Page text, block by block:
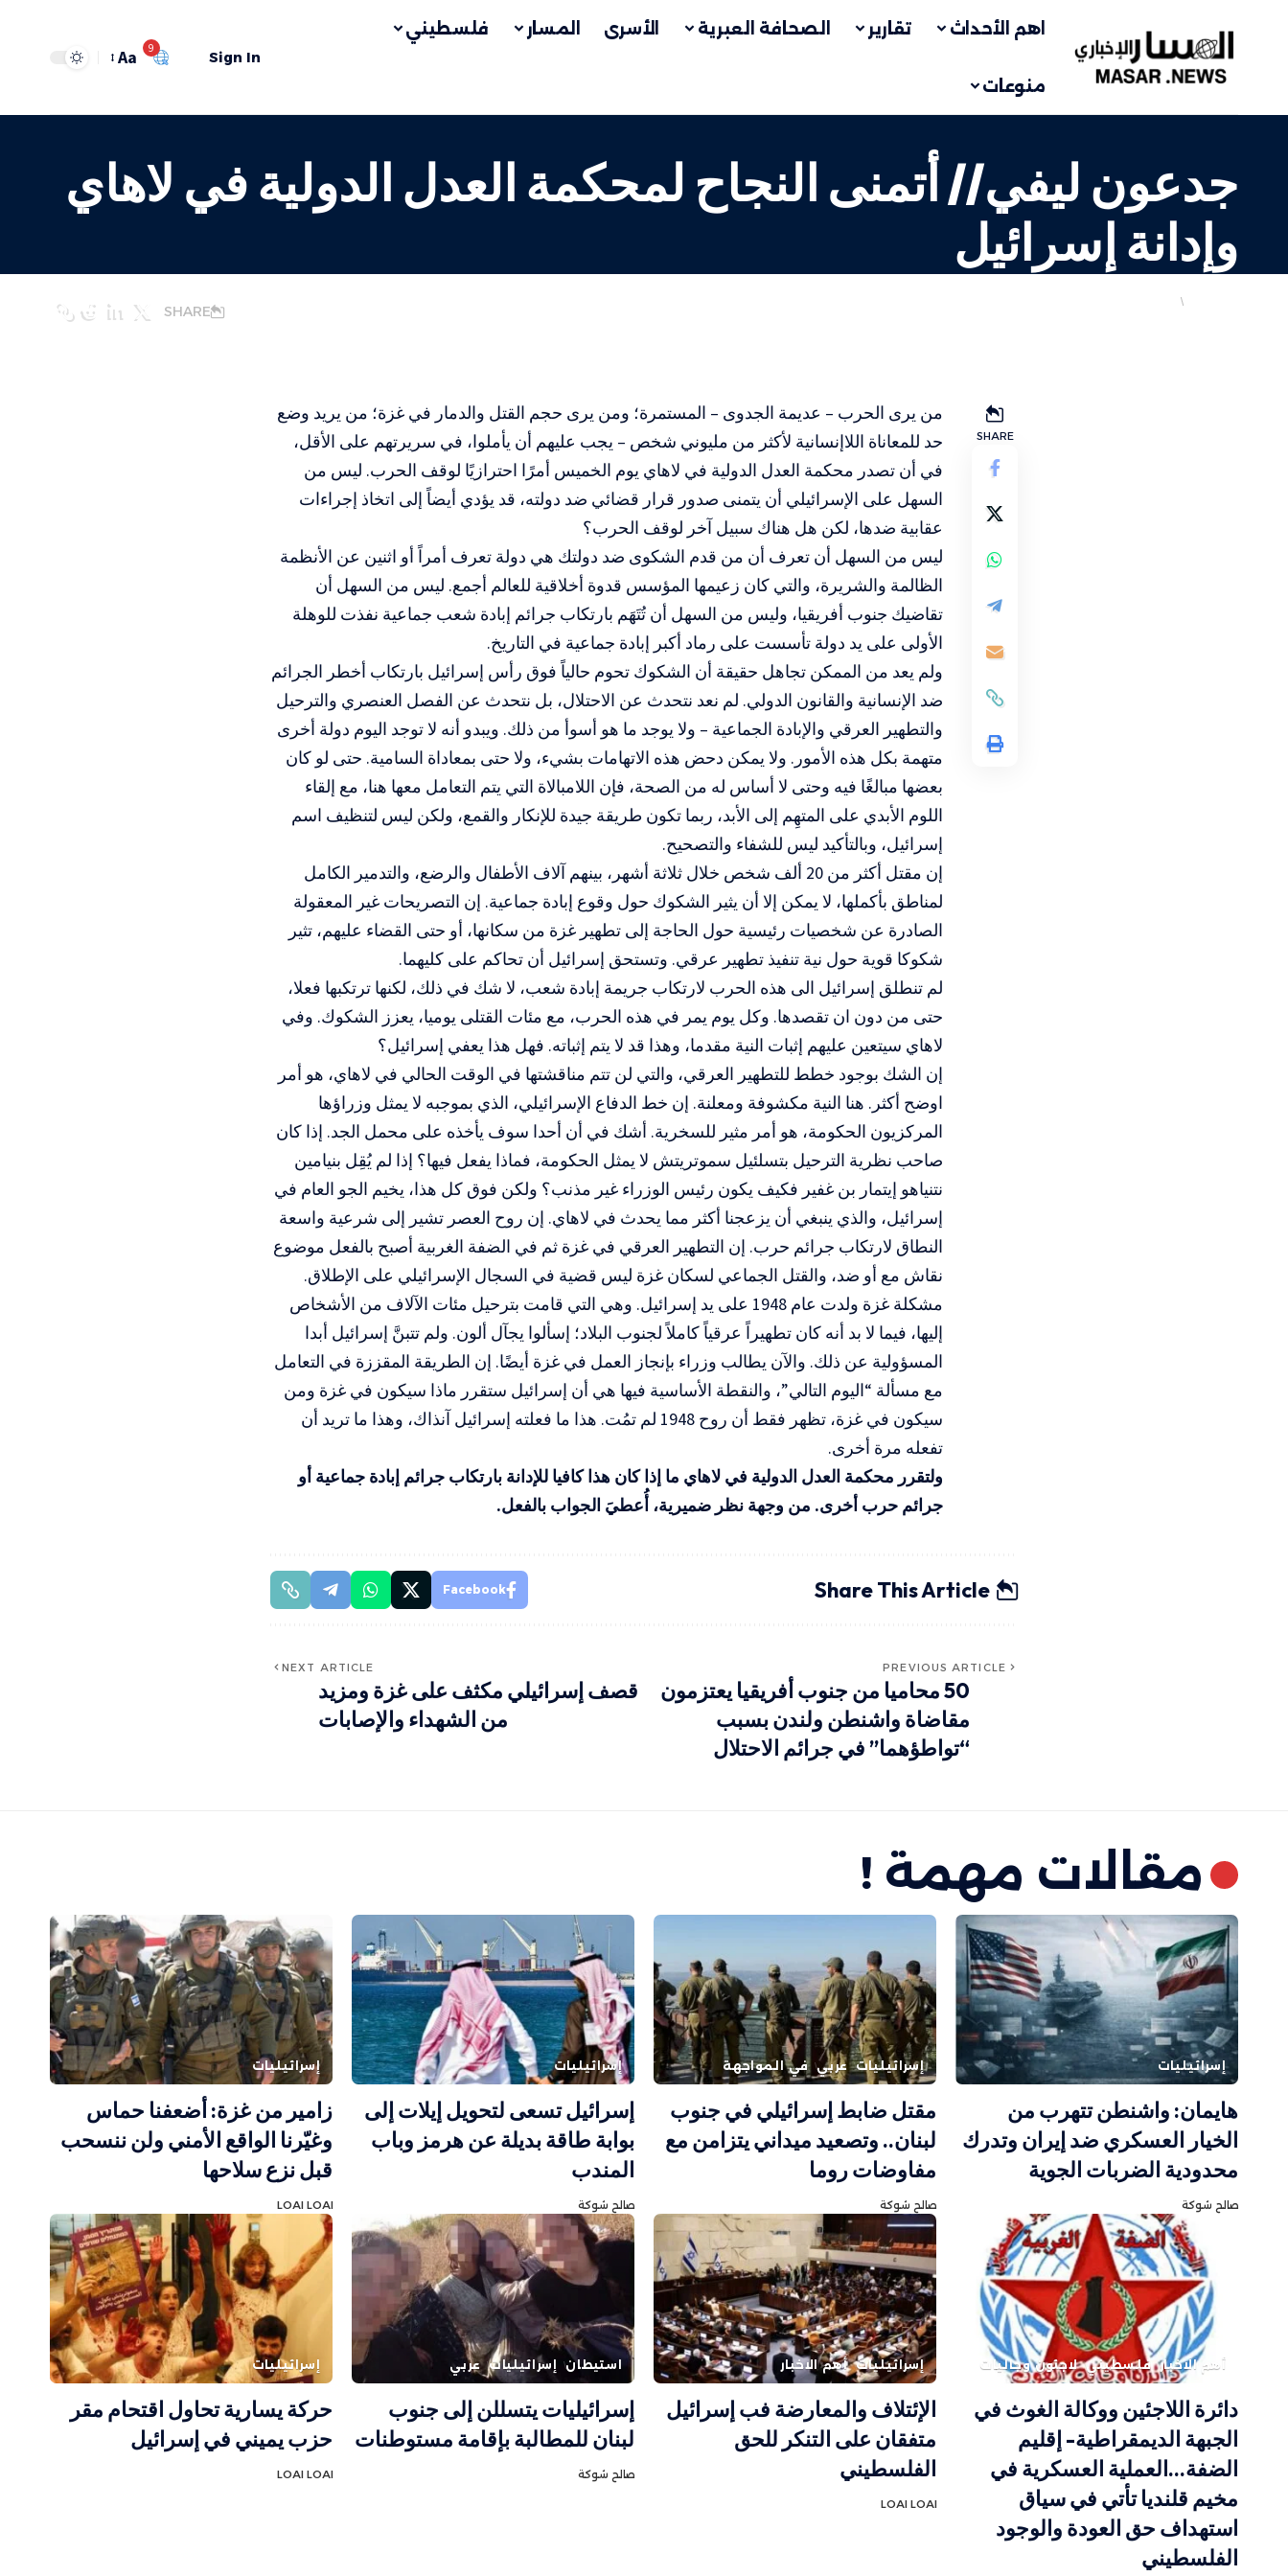
اهم الأحداث تقارير الصحافة العبرية الأسرى المسار فلسطيني
منوعات
Sign In
9
Aa
جدعون ليفي// أتمنى النجاح لمحكمة العدل الدولية في لاهاي
وإدانة إسرائيل
أهم الاخبارإسرائيليات
SHARE
SHARE
من يرى الحرب – عديمة الجدوى – المستمرة؛ ومن يرى حجم القتل والدمار في غزة؛ من يريد وضع
حد للمعاناة اللاإنسانية لأكثر من مليوني شخص – يجب عليهم أن يأملوا، في سريرتهم على الأقل،
في أن تصدر محكمة العدل الدولية في لاهاي يوم الخميس أمرًا احترازيًا لوقف الحرب. ليس من
السهل على الإسرائيلي أن يتمنى صدور قرار قضائي ضد دولته، قد يؤدي أيضاً إلى اتخاذ إجراءات
عقابية ضدها، لكن هل هناك سبيل آخر لوقف الحرب؟
ليس من السهل أن تعرف أن من قدم الشكوى ضد دولتك هي دولة تعرف أمراً أو اثنين عن الأنظمة
الظالمة والشريرة، والتي كان زعيمها المؤسس قدوة أخلاقية للعالم أجمع. ليس من السهل أن
تقاضيك جنوب أفريقيا، وليس من السهل أن تُتَهَم بارتكاب جرائم إبادة شعب جماعية نفذت للوهلة
الأولى على يد دولة تأسست على رماد أكبر إبادة جماعية في التاريخ.
ولم يعد من الممكن تجاهل حقيقة أن الشكوك تحوم حالياً فوق رأس إسرائيل بارتكاب أخطر الجرائم
ضد الإنسانية والقانون الدولي. لم نعد نتحدث عن الاحتلال، بل نتحدث عن الفصل العنصري والترحيل
والتطهير العرقي والإبادة الجماعية – ولا يوجد ما هو أسوأ من ذلك. ويبدو أنه لا توجد اليوم دولة أخرى
متهمة بكل هذه الأمور. ولا يمكن دحض هذه الاتهامات بشيء، ولا حتى بمعاداة السامية. حتى لو كان
بعضها مبالغًا فيه وحتى لا أساس له من الصحة، فإن اللامبالاة التي يتم التعامل معها هنا، مع إلقاء
اللوم الأبدي على المتهِم إلى الأبد، ربما تكون طريقة جيدة للإنكار والقمع، ولكن ليس لتنظيف اسم
إسرائيل، وبالتأكيد ليس للشفاء والتصحيح.
إن مقتل أكثر من 20 ألف شخص خلال ثلاثة أشهر، بينهم آلاف الأطفال والرضع، والتدمير الكامل
لمناطق بأكملها، لا يمكن إلا أن يثير الشكوك حول وقوع إبادة جماعية. إن التصريحات غير المعقولة
الصادرة عن شخصيات رئيسية حول الحاجة إلى تطهير غزة من سكانها، أو حتى القضاء عليهم، تثير
شكوكا قوية حول نية تنفيذ تطهير عرقي. وتستحق إسرائيل أن تحاكم على كليهما.
لم تنطلق إسرائيل الى هذه الحرب لارتكاب جريمة إبادة شعب، لا شك في ذلك، لكنها ترتكبها فعلا،
حتى من دون ان تقصدها. وكل يوم يمر في هذه الحرب، مع مئات القتلى يوميا، يعزز الشكوك. وفي
لاهاي سيتعين عليهم إثبات النية مقدما، وهذا قد لا يتم إثباته. فهل هذا يعفي إسرائيل؟
إن الشك بوجود خطط للتطهير العرقي، والتي لن تتم مناقشتها في الوقت الحالي في لاهاي، هو أمر
اوضح أكثر. هنا النية مكشوفة ومعلنة. إن خط الدفاع الإسرائيلي، الذي بموجبه لا يمثل وزراؤها
المركزيون الحكومة، هو أمر مثير للسخرية. أشك في أن أحدا سوف يأخذه على محمل الجد. إذا كان
صاحب نظرية الترحيل بتسلئيل سموتريتش لا يمثل الحكومة، فماذا يفعل فيها؟ إذا لم يُقِل بنيامين
نتنياهو إيتمار بن غفير فكيف يكون رئيس الوزراء غير مذنب؟ ولكن فوق كل هذا، يخيم الجو العام في
إسرائيل، والذي ينبغي أن يزعجنا أكثر مما يحدث في لاهاي. إن روح العصر تشير إلى شرعية واسعة
النطاق لارتكاب جرائم حرب. إن التطهير العرقي في غزة ثم في الضفة الغربية أصبح بالفعل موضوع
نقاش مع أو ضد، والقتل الجماعي لسكان غزة ليس قضية في السجال الإسرائيلي على الإطلاق.
مشكلة غزة ولدت عام 1948 على يد إسرائيل. وهي التي قامت بترحيل مئات الآلاف من الأشخاص
إليها، فيما لا بد أنه كان تطهيراً عرقياً كاملاً لجنوب البلاد؛ إسألوا يجآل ألون. ولم تتبنَّ إسرائيل أبدا
المسؤولية عن ذلك. والآن يطالب وزراء بإنجاز العمل في غزة أيضًا. إن الطريقة المقززة في التعامل
مع مسألة “اليوم التالي”، والنقطة الأساسية فيها هي أن إسرائيل ستقرر ماذا سيكون في غزة ومن
سيكون في غزة، تظهر فقط أن روح 1948 لم تمُت. هذا ما فعلته إسرائيل آنذاك، وهذا ما تريد أن
تفعله مرة أخرى.
ولتقرر محكمة العدل الدولية في لاهاي ما إذا كان هذا كافيا للإدانة بارتكاب جرائم إبادة جماعية أو
جرائم حرب أخرى. من وجهة نظر ضميرية، أُعطيَ الجواب بالفعل.
Share This Article
Facebook
PREVIOUS ARTICLE
50 محاميا من جنوب أفريقيا يعتزمون
مقاضاة واشنطن ولندن بسبب
“تواطؤهما” في جرائم الاحتلال
NEXT ARTICLE
قصف إسرائيلي مكثف على غزة ومزيد
من الشهداء والإصابات
مقالات مهمة !
إسرائيليات
هايمان: واشنطن تتهرب من
الخيار العسكري ضد إيران وتدرك
محدودية الضربات الجوية
صالح شوكة
إسرائيليات عربي في المواجهة
مقتل ضابط إسرائيلي في جنوب
لبنان.. وتصعيد ميداني يتزامن مع
مفاوضات روما
صالح شوكة
إسرائيليات
إسرائيل تسعى لتحويل إيلات إلى
بوابة طاقة بديلة عن هرمز وباب
المندب
صالح شوكة
إسرائيليات
زامير من غزة: أضعفنا حماس
وغيّرنا الواقع الأمني ولن ننسحب
قبل نزع سلاحها
LOAI LOAI
أهم الاخبار فلسطيني لاجئون وجاليات
دائرة اللاجئين ووكالة الغوث في
الجبهة الديمقراطية- إقليم
الضفة…العملية العسكرية في
مخيم قلنديا تأتي في سياق
استهداف حق العودة والوجود
الفلسطيني
إسرائيليات أهم الاخبار
الإئتلاف والمعارضة فب إسرائيل
متفقان على التنكر للحق
الفلسطيني
LOAI LOAI
استيطان إسرائيليات عربي
إسرائيليات يتسللن إلى جنوب
لبنان للمطالبة بإقامة مستوطنات
صالح شوكة
إسرائيليات
حركة يسارية تحاول اقتحام مقر
حزب يميني في إسرائيل
LOAI LOAI